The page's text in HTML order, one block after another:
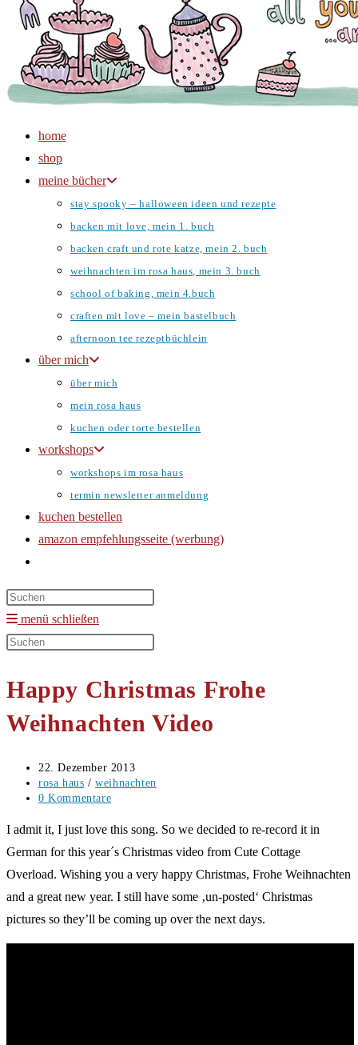
home
shop
meine bücher
stay spooky – halloween ideen und rezepte
backen mit love, mein 1. buch
backen craft und rote katze, mein 2. buch
weihnachten im rosa haus, mein 3. buch
school of baking, mein 4.buch
craften mit love – mein bastelbuch
afternoon tee rezeptbüchlein
über mich
über mich
mein rosa haus
kuchen oder torte bestellen
workshops
workshops im rosa haus
termin newsletter anmeldung
kuchen bestellen
amazon empfehlungsseite (werbung)
umschalten
menü schließen
Diese
durchsuchen
Happy Christmas Frohe
Weihnachten Video
Beitrag
veröffentlicht:
22. Dezember 2013
Beitrags-
Kategorie:
rosa haus / weihnachten
Beitrags-
0 Kommentare
I admit it, I just love this song. So we decided to re-record it in
German for this year´s Christmas video from Cute Cottage
Overload. Wishing you a very happy Christmas, Frohe Weihnachten
and a great new year. I still have some ‚un-posted‘ Christmas
pictures so they’ll be coming up over the next days.